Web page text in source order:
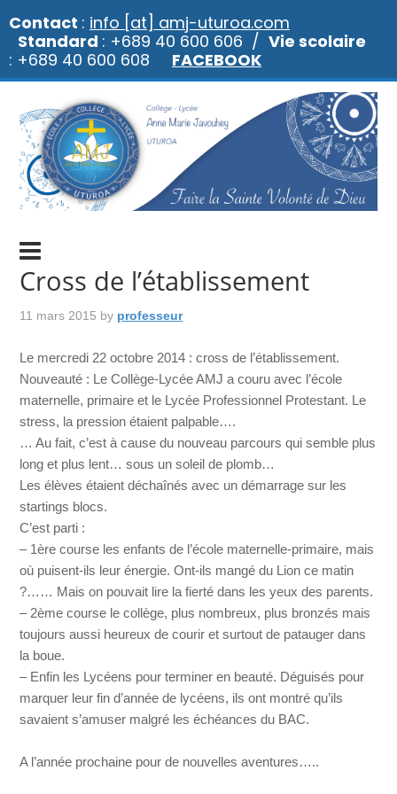
Cross de l’établissement
11 mars 2015 by professeur
Le mercredi 22 octobre 2014 : cross de l’établissement.
Nouveauté : Le Collège-Lycée AMJ a couru avec l’école
maternelle, primaire et le Lycée Professionnel Protestant. Le
stress, la pression étaient palpable….
… Au fait, c’est à cause du nouveau parcours qui semble plus
long et plus lent… sous un soleil de plomb…
Les élèves étaient déchaînés avec un démarrage sur les
startings blocs.
C’est parti :
– 1ère course les enfants de l’école maternelle-primaire, mais
où puisent-ils leur énergie. Ont-ils mangé du Lion ce matin
?…… Mais on pouvait lire la fierté dans les yeux des parents.
– 2ème course le collège, plus nombreux, plus bronzés mais
toujours aussi heureux de courir et surtout de patauger dans
la boue.
– Enfin les Lycéens pour terminer en beauté. Déguisés pour
marquer leur fin d’année de lycéens, ils ont montré qu’ils
savaient s’amuser malgré les échéances du BAC.
A l’année prochaine pour de nouvelles aventures…..
Contact : info [at] amj-uturoa.com
Standard : +689 40 600 606 / Vie scolaire
: +689 40 600 608 FACEBOOK